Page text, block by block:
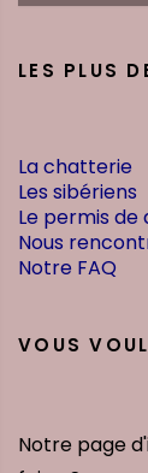
LES PLUS
La chatterie
Les sibériens
Le permis
Nous
Notre FAQ
VOUS
Notre page